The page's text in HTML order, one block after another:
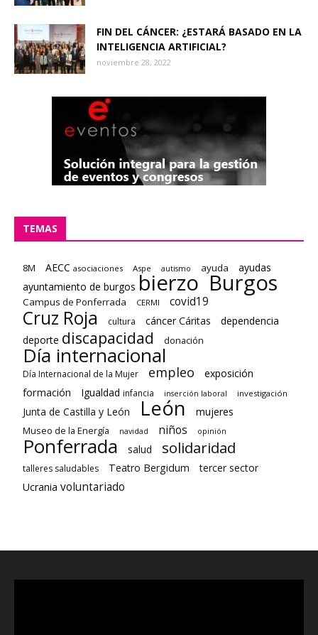
FIN DEL CÁNCER: ¿ESTARÁ BASADO EN LA
INTELIGENCIA ARTIFICIAL?
noviembre 28, 2022
TEMAS
8M AECC asociaciones Aspe autismo ayuda
ayudas
ayuntamiento de burgos bierzo Burgos
Campus de Ponferrada CERMI covid19
Cruz Roja cultura cáncerCáritas
dependencia
deporte discapacidad donación
Día internacional
Día Internacional de la Mujer empleo exposición
formación Igualdad infancia inserción laboral investigación
Junta de Castilla y León León mujeres
Museo de la Energía navidad niños opinión
Ponferrada salud solidaridad
talleres saludables Teatro Bergidum
tercer sector
Ucrania voluntariado